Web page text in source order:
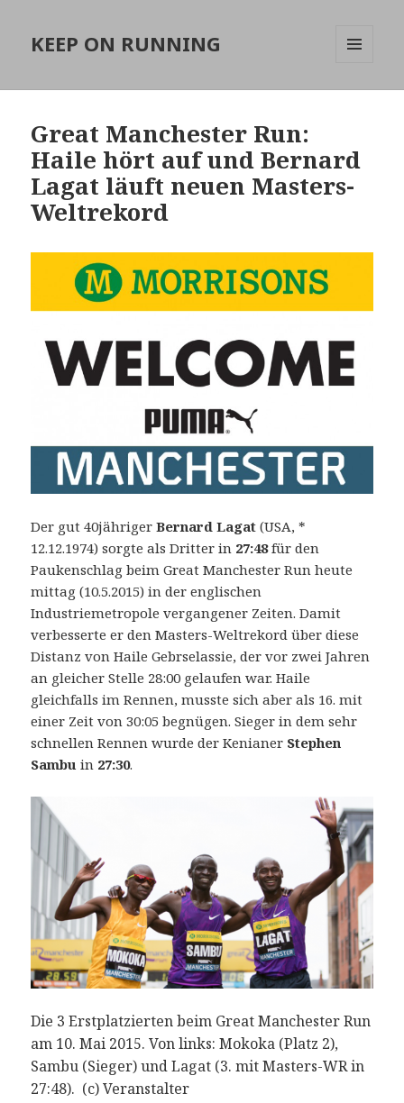
KEEP ON RUNNING
Great Manchester Run:
Haile hört auf und Bernard
Lagat läuft neuen Masters-
Weltrekord
Der gut 40jähriger Bernard Lagat (USA, *
12.12.1974) sorgte als Dritter in 27:48für den
Paukenschlag beim Great Manchester Run heute
mittag (10.5.2015) in der englischen
Industriemetropole vergangener Zeiten. Damit
verbesserte er den Masters-Weltrekord über diese
Distanz von Haile Gebrselassie, der vor zwei Jahren
an gleicher Stelle 28:00 gelaufen war. Haile
gleichfalls im Rennen, musste sich aber als 16. mit
einer Zeit von 30:05 begnügen. Sieger in dem sehr
schnellen Rennen wurde der Kenianer Stephen
Sambu in 27:30.
Die 3 Erstplatzierten beim Great Manchester Run
am 10. Mai 2015. Von links: Mokoka (Platz 2),
Sambu (Sieger) und Lagat (3. mit Masters-WR in
27:48). (c) Veranstalter